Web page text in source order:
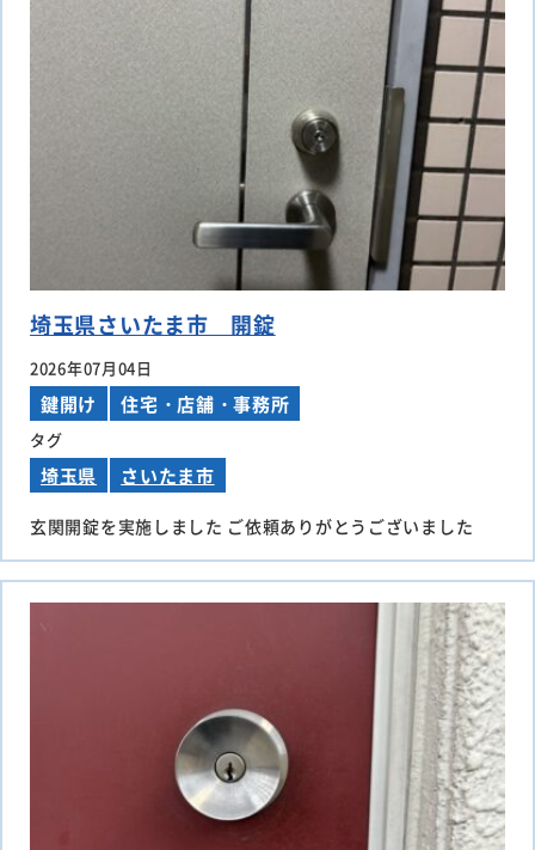
埼玉県さいたま市 開錠
2026年07月04日
鍵開け 住宅・店舗・事務所
タグ
埼玉県 さいたま市
玄関開錠を実施しました ご依頼ありがとうございました